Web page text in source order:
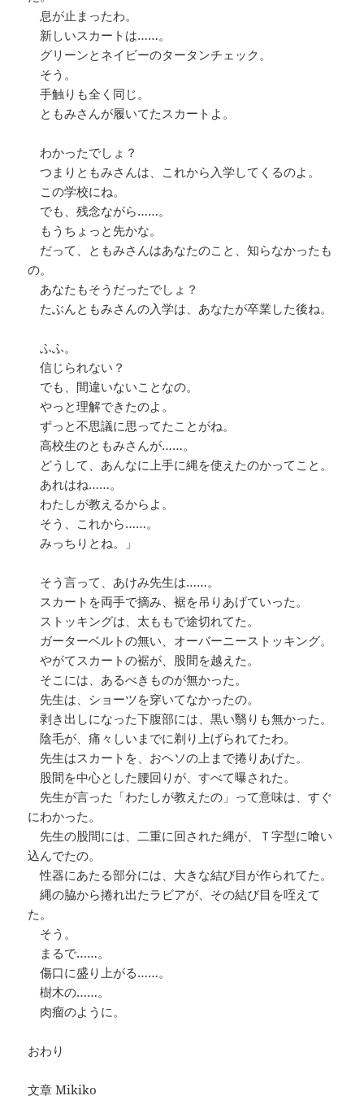
息が止まったわ。
新しいスカートは……。
グリーンとネイビーのタータンチェック。
そう。
手触りも全く同じ。
ともみさんが履いてたスカートよ。
わかったでしょ？
つまりともみさんは、これから入学してくるのよ。
この学校にね。
でも、残念ながら……。
もうちょっと先かな。
だって、ともみさんはあなたのこと、知らなかったも
の。
あなたもそうだったでしょ？
たぶんともみさんの入学は、あなたが卒業した後ね。
ふふ。
信じられない？
でも、間違いないことなの。
やっと理解できたのよ。
ずっと不思議に思ってたことがね。
高校生のともみさんが……。
どうして、あんなに上手に縄を使えたのかってこと。
あれはね……。
わたしが教えるからよ。
そう、これから……。
みっちりとね。」
そう言って、あけみ先生は……。
スカートを両手で摘み、裾を吊りあげていった。
ストッキングは、太ももで途切れてた。
ガーターベルトの無い、オーバーニーストッキング。
やがてスカートの裾が、股間を越えた。
そこには、あるべきものが無かった。
先生は、ショーツを穿いてなかったの。
剥き出しになった下腹部には、黒い翳りも無かった。
陰毛が、痛々しいまでに剃り上げられてたわ。
先生はスカートを、おヘソの上まで捲りあげた。
股間を中心とした腰回りが、すべて曝された。
先生が言った「わたしが教えたの」って意味は、すぐ
にわかった。
先生の股間には、二重に回された縄が、Ｔ字型に喰い
込んでたの。
性器にあたる部分には、大きな結び目が作られてた。
縄の脇から捲れ出たラビアが、その結び目を咥えて
た。
そう。
まるで……。
傷口に盛り上がる……。
樹木の……。
肉瘤のように。
おわり
文章 Mikiko